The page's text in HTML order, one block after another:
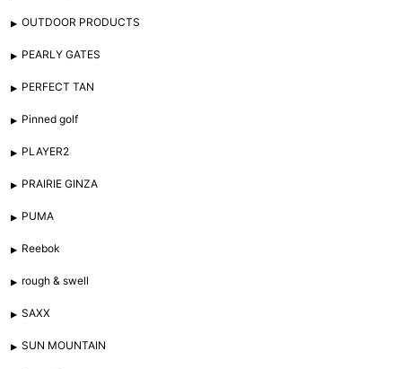
OUTDOOR PRODUCTS
PEARLY GATES
PERFECT TAN
Pinned golf
PLAYER2
PRAIRIE GINZA
PUMA
Reebok
rough & swell
SAXX
SUN MOUNTAIN